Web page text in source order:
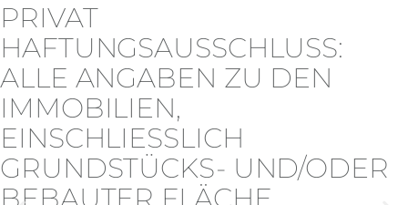
PRIVAT
HAFTUNGSAUSSCHLUSS:
ALLE ANGABEN ZU DEN
IMMOBILIEN,
EINSCHLIESSLICH G
RUNDSTÜCKS- UND/ODER B